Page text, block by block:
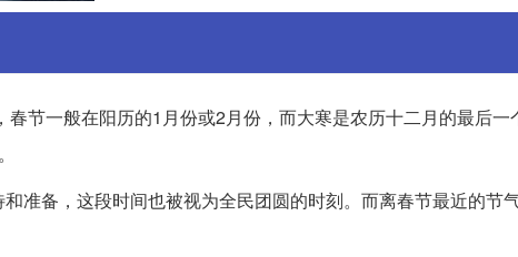
春节一般在阳历的1月份或2月份，而大寒是农历十二月的最后一
准备，这段时间也被视为全民团圆的时刻。而离春节最近的节